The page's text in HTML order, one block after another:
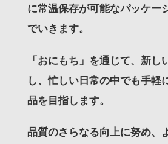
に常温保存が可能なパッケー
でいきます。
「おにもち」を通じて、新し
し、忙しい日常の中でも手軽
品を目指します。
品質のさらなる向上に努め、